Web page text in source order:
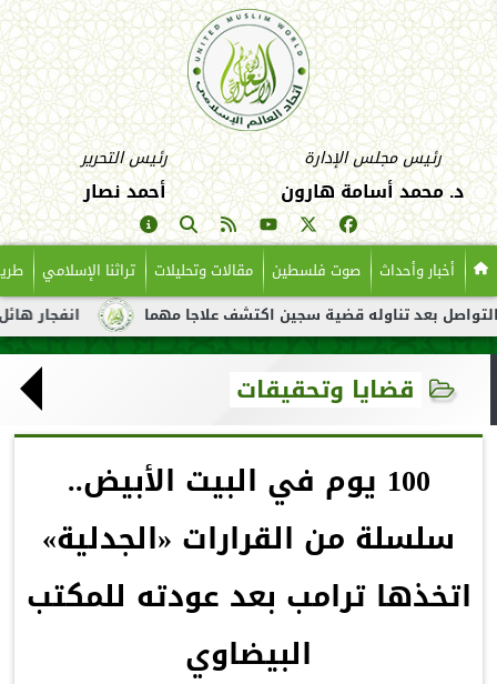
رئيس مجلس الإدارة
د. محمد أسامة هارون
رئيس التحرير
أحمد نصار
أخبار وأحداث صوت فلسطين مقالات وتحليلات تراثنا الإسلامي
انفجار هائل لناقلة نفط قضية سجين اكتشف علاجا مهما
قضايا وتحقيقات
100 يوم في البيت الأبيض..
سلسلة من القرارات «الجدلية»
اتخذها ترامب بعد عودته للمكتب
البيضاوي